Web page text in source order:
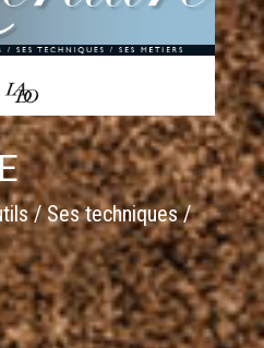
/ Ses techniques /